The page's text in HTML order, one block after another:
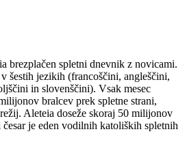
brezplačen spletni dnevnik z novicami.
šestih jezikih (francoščini, angleščini,
in slovenščini). Vsak mesec
bralcev prek spletne strani,
Aleteia doseže skoraj 50 milijonov
je eden vodilnih katoliških spletnih